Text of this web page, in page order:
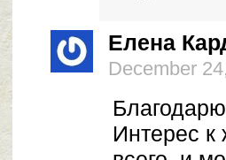
Елена
December
Интерес к